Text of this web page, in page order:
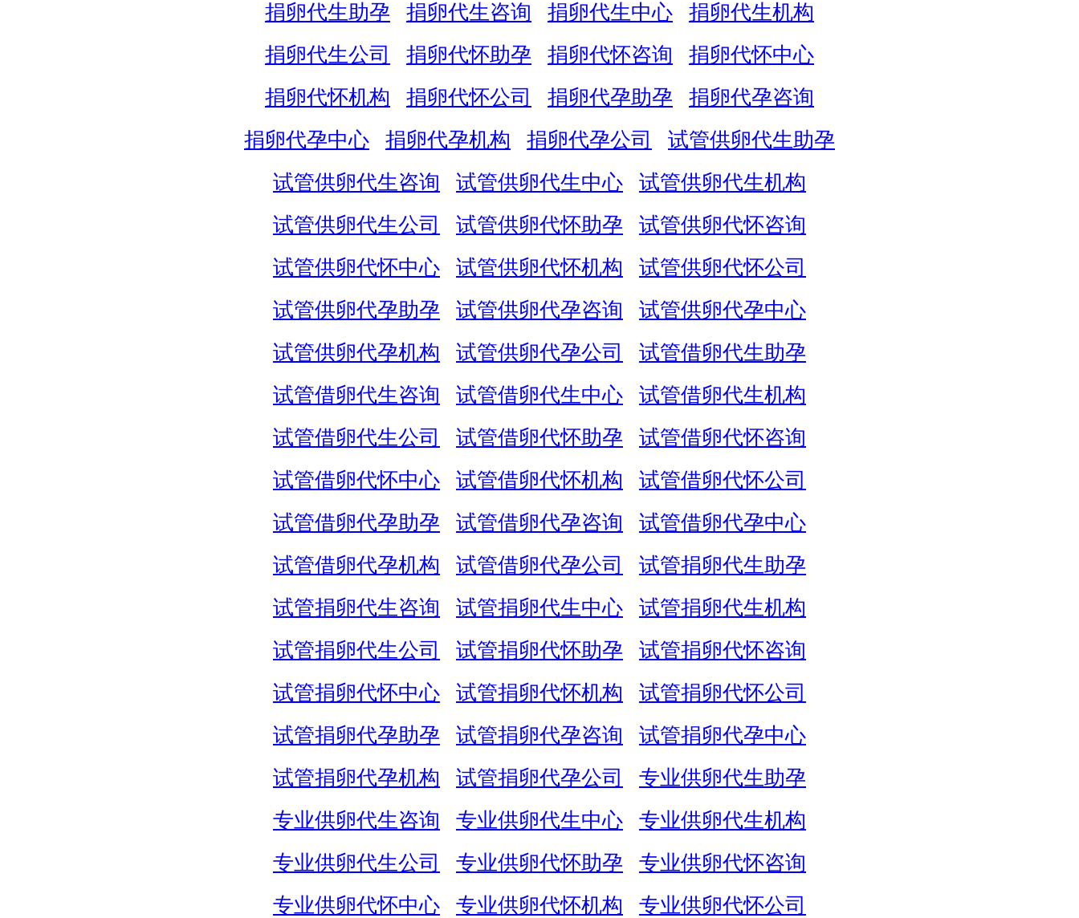
捐卵代生助孕
捐卵代生咨询 捐卵代生中心
捐卵代生机构
捐卵代生公司
捐卵代怀助孕 捐卵代怀咨询
捐卵代怀中心
捐卵代怀机构
捐卵代怀公司 捐卵代孕助孕
捐卵代孕咨询
捐卵代孕中心
捐卵代孕机构 捐卵代孕公司
试管供卵代生助孕
试管供卵代生咨询
试管供卵代生中心
试管供卵代生机构
试管供卵代生公司
试管供卵代怀助孕
试管供卵代怀咨询
试管供卵代怀中心
试管供卵代怀机构
试管供卵代怀公司
试管供卵代孕助孕
试管供卵代孕咨询
试管供卵代孕中心
试管供卵代孕机构
试管供卵代孕公司
试管借卵代生助孕
试管借卵代生咨询
试管借卵代生中心
试管借卵代生机构
试管借卵代生公司
试管借卵代怀助孕
试管借卵代怀咨询
试管借卵代怀中心
试管借卵代怀机构
试管借卵代怀公司
试管借卵代孕助孕
试管借卵代孕咨询
试管借卵代孕中心
试管借卵代孕机构
试管借卵代孕公司
试管捐卵代生助孕
试管捐卵代生咨询
试管捐卵代生中心
试管捐卵代生机构
试管捐卵代生公司
试管捐卵代怀助孕
试管捐卵代怀咨询
试管捐卵代怀中心
试管捐卵代怀机构
试管捐卵代怀公司
试管捐卵代孕助孕
试管捐卵代孕咨询
试管捐卵代孕中心
试管捐卵代孕机构
试管捐卵代孕公司
专业供卵代生助孕
专业供卵代生咨询
专业供卵代生中心
专业供卵代生机构
专业供卵代生公司
专业供卵代怀助孕
专业供卵代怀咨询
专业供卵代怀中心
专业供卵代怀机构
专业供卵代怀公司